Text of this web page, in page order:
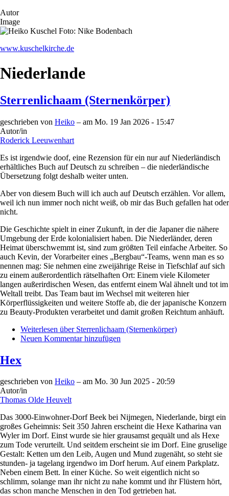
Autor
Image
www.kuschelkirche.de
Niederlande
Sterrenlichaam (Sternenkörper)
geschrieben von Heiko – am Mo. 19 Jan 2026 - 15:47
Autor/in
Roderick Leeuwenhart
Es ist irgendwie doof, eine Rezension für ein nur auf Niederländisch
erhältliches Buch auf Deutsch zu schreiben – die niederländische
Übersetzung folgt deshalb weiter unten.
Aber von diesem Buch will ich auch auf Deutsch erzählen. Vor allem,
weil ich nun immer noch nicht weiß, ob mir das Buch gefallen hat oder
nicht.
Die Geschichte spielt in einer Zukunft, in der die Japaner die nähere
Umgebung der Erde kolonialisiert haben. Die Niederländer, deren
Heimat überschwemmt ist, sind zum größten Teil einfache Arbeiter. So
auch Kevin, der Vorarbeiter eines „Bergbau“-Teams, wenn man es so
nennen mag: Sie nehmen eine zweijährige Reise in Tiefschlaf auf sich
zu einem außerordentlich rätselhaften Ort: Einem viele Kilometer
langen außerirdischen Wesen, das entfernt einem Wal ähnelt und tot im
Weltall treibt. Das Team baut im Wechsel mit weiteren hier
Körperflüssigkeiten und weitere Stoffe ab, die der japanische Konzern
zu Beauty-Produkten verarbeitet und damit großen Reichtum anhäuft.
Weiterlesen über Sterrenlichaam (Sternenkörper)
Neuen Kommentar hinzufügen
Hex
geschrieben von Heiko – am Mo. 30 Jun 2025 - 20:59
Autor/in
Thomas Olde Heuvelt
Das 3000-Einwohner-Dorf Beek bei Nijmegen, Niederlande, birgt ein
großes Geheimnis: Seit 350 Jahren erscheint die Hexe Katharina van
Wyler im Dorf. Einst wurde sie hier grausamst gequält und als Hexe
zum Tode verurteilt. Und seitdem erscheint sie im Dorf. Eine gruselige
Gestalt: Ketten um den Leib, Augen und Mund zugenäht, so steht sie
stunden- ja tagelang irgendwo im Dorf herum. Auf einem Parkplatz.
Neben einem Bett. In einer Küche. So weit eigentlich nicht so
schlimm, solange man ihr nicht zu nahe kommt und ihr Flüstern hört,
das schon manche Menschen in den Tod getrieben hat.